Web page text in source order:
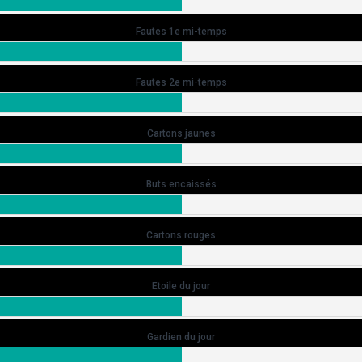
Fautes 1e mi-temps
Fautes 2e mi-temps
Cartons jaunes
Buts encaissés
Cartons rouges
Etoile du jour
Gardien du jour